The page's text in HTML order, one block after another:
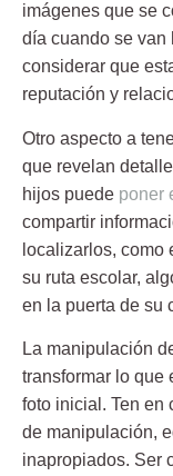
imágenes que se
día cuando se van
considerar que
reputación y
Otro aspecto a
que revelan
hijos puede poner
compartir
localizarlos, como
su ruta escolar,
en la puerta de su
La manipulación
transformar lo que
foto inicial. Ten en
de manipulación,
inapropiados. Ser